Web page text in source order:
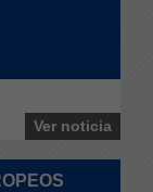
Ver noticia